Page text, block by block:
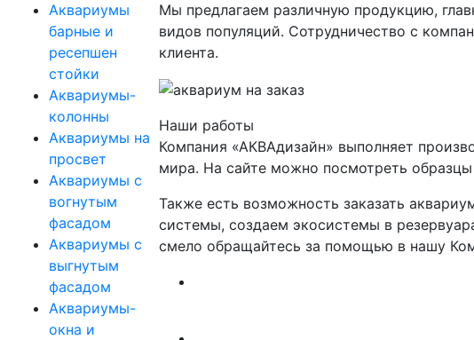
Аквариумы
барные и
ресепшен
стойки
Аквариумы-
колонны
Аквариумы на
просвет
Аквариумы с
вогнутым
фасадом
Аквариумы с
выгнутым
фасадом
Аквариумы-
окна и
Мы предлагаем различную продукцию,
видов популяций. Сотрудничество с
клиента.
Наши работы
Компания «АКВАдизайн» выполняет
мира. На сайте можно посмотреть
Также есть возможность заказать
системы, создаем экосистемы в
смело обращайтесь за помощью в нашу